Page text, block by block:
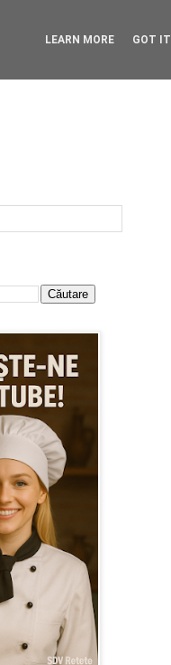
LEARN MORE GOT IT